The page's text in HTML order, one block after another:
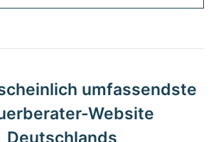
umfassendste
Website
Deutschlands